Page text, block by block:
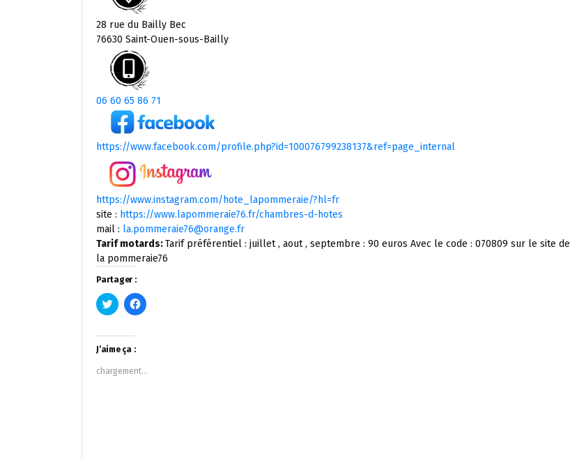
28 rue du Bailly Bec
76630 Saint-Ouen-sous-Bailly
06 60 65 86 71
https://www.facebook.com/profile.php?id=100076799238137&ref=page_internal
https://www.instagram.com/hote_lapommeraie/?hl=fr
site : https://www.lapommeraie76.fr/chambres-d-hotes
mail : la.pommeraie76@orange.fr
Tarif motards:Tarif préférentiel : juillet , aout , septembre : 90 euros Avec le code : 070809 sur le site de
la pommeraie76
Partager :
Cliquez
pour
Twitter(ouvre
dans
une
nouvelle
fenêtre)
Cliquez
pour
fenêtre)
J’aime ça :
chargement…